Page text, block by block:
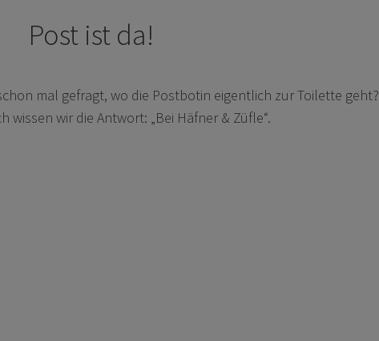
Post ist da!
mal gefragt, wo die Postbotin eigentlich zur Toilette geht?
wissen wir die Antwort: „Bei Häfner & Züfle“.